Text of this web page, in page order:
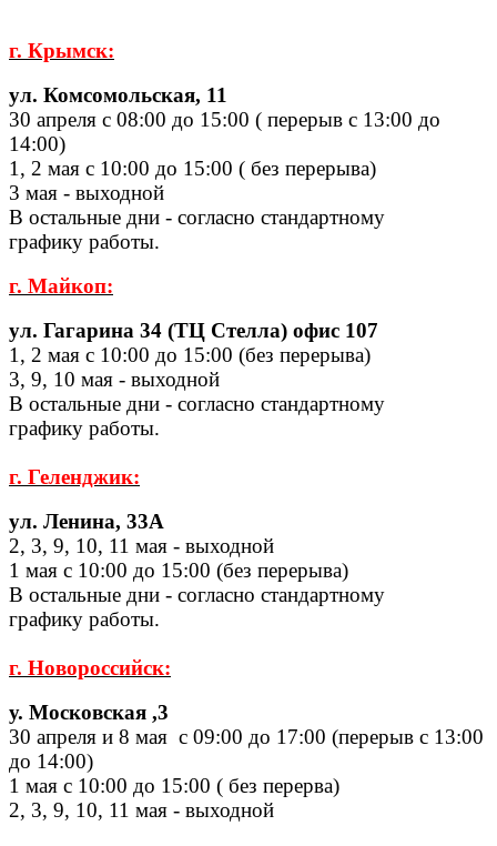
г. Крымск:
ул. Комсомольская, 11
30 апреля с 08:00 до 15:00 ( перерыв с 13:00 до
14:00)
1, 2 мая с 10:00 до 15:00 ( без перерыва)
3 мая - выходной
В остальные дни - согласно стандартному
графику работы.
г. Майкоп:
ул. Гагарина 34 (ТЦ Стелла) офис 107
1, 2 мая с 10:00 до 15:00 (без перерыва)
3, 9, 10 мая - выходной
В остальные дни - согласно стандартному
графику работы.
г. Геленджик:
ул. Ленина, 33А
2, 3, 9, 10, 11 мая - выходной
1 мая с 10:00 до 15:00 (без перерыва)
В остальные дни - согласно стандартному
графику работы.
г. Новороссийск:
у. Московская ,3
30 апреля и 8 мая с 09:00 до 17:00 (перерыв с 13:00
до 14:00)
1 мая с 10:00 до 15:00 ( без перерва)
2, 3, 9, 10, 11 мая - выходной